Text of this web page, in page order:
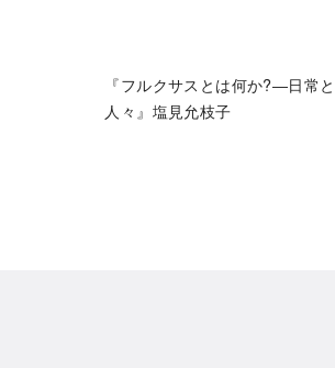
『フルクサスとは何か?―日常
人々』塩見允枝子